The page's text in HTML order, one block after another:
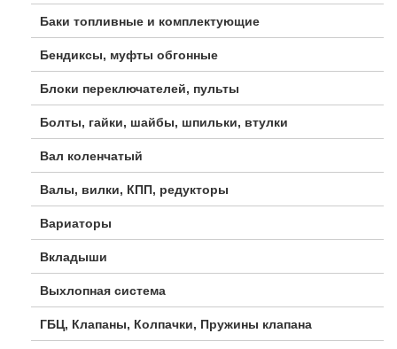
Баки топливные и комплектующие
Бендиксы, муфты обгонные
Блоки переключателей, пульты
Болты, гайки, шайбы, шпильки, втулки
Вал коленчатый
Валы, вилки, КПП, редукторы
Вариаторы
Вкладыши
Выхлопная система
ГБЦ, Клапаны, Колпачки, Пружины клапана